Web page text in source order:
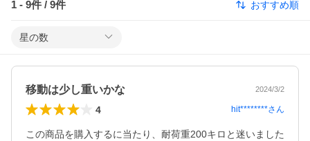
1 - 9件 / 9件 おすすめ順
星の数
移動は少し重いかな 2024/3/2
4 hit********さん
この商品を購入するに当たり、耐荷重200キロと迷いました